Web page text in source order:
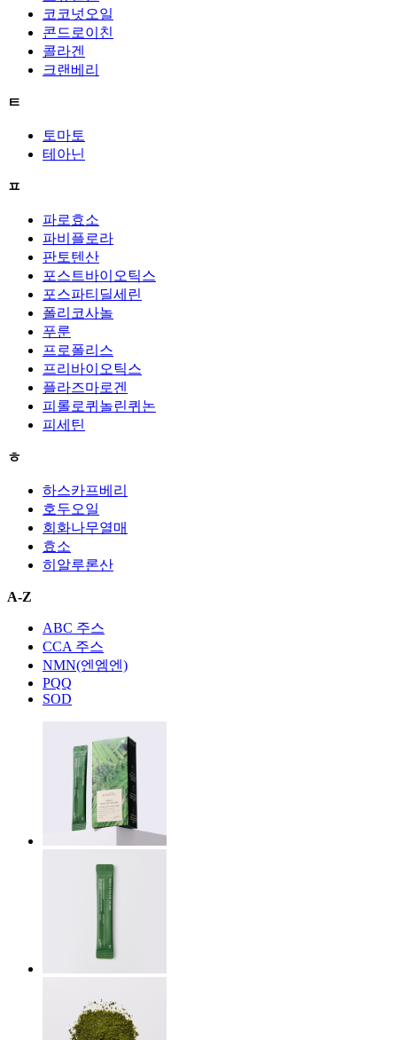
코코넛오일
콘드로이친
콜라겐
크랜베리
ㅌ
토마토
테아닌
ㅍ
파로효소
파비플로라
판토텐산
포스트바이오틱스
포스파티딜세린
폴리코사놀
푸룬
프로폴리스
프리바이오틱스
플라즈마로겐
피롤로퀴놀린퀴논
피세틴
ㅎ
하스카프베리
호두오일
회화나무열매
효소
히알루론산
A-Z
ABC 주스
CCA 주스
NMN(엔엠엔)
PQQ
SOD